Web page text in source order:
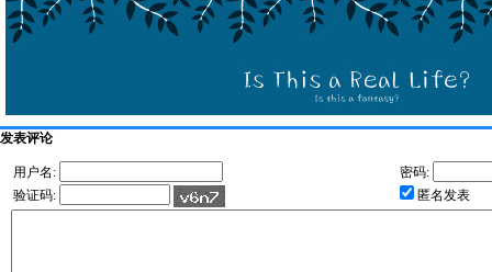
发表评论
用户名:
密码:
验证码:
匿名发表